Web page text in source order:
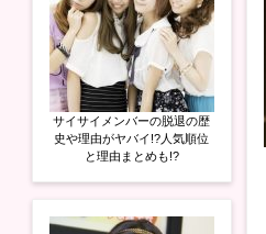
サイサイメンバーの脱退の歴
史や理由がヤバイ!?人気順位
と理由まとめも!?